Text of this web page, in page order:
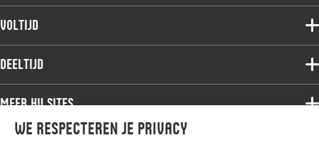
We respecteren je privacy
Voltijdopleidingen
Onderzoek
Werken bij de HU
Voltijd
Associate degree
Master
Studiekeuze voltijd
Deeltijd
Associate degree
Bachelor
Meer HU sites
HU International